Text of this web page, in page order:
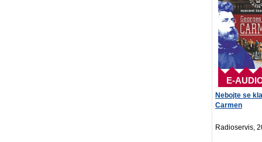
E-
Nebojte se
Carmen
Radioservis,